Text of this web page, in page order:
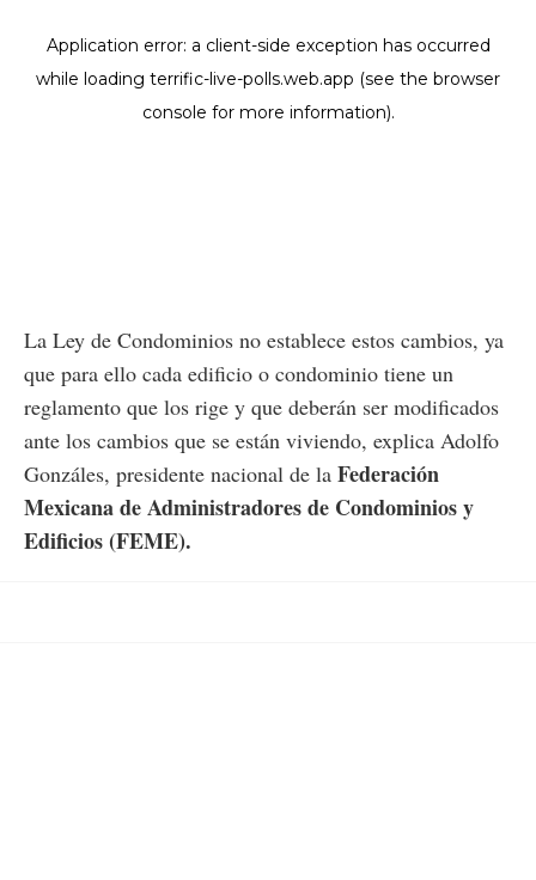
La Ley de Condominios no establece estos cambios, ya
que para ello cada edificio o condominio tiene un
reglamento que los rige y que deberán ser modificados
ante los cambios que se están viviendo, explica Adolfo
Gonzáles, presidente nacional de la Federación
Mexicana de Administradores de Condominios y
Edificios (FEME).